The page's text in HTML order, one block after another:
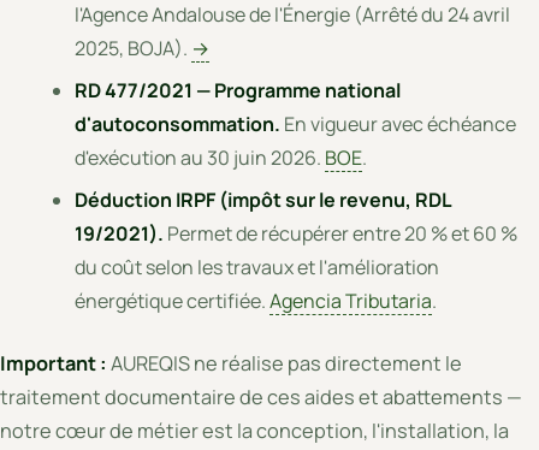
l'Agence Andalouse de l'Énergie (Arrêté du 24 avril
2025, BOJA). →
RD 477/2021 — Programme national
d'autoconsommation. En vigueur avec échéance
d'exécution au 30 juin 2026. BOE.
Déduction IRPF (impôt sur le revenu, RDL
19/2021). Permet de récupérer entre 20 % et 60 %
du coût selon les travaux et l'amélioration
énergétique certifiée.Agencia Tributaria.
Important : AUREQIS ne réalise pas directement le
traitement documentaire de ces aides et abattements —
notre cœur de métier est la conception, l'installation, la